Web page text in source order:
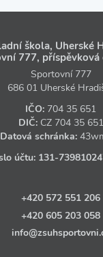
škola, Uherské
777, příspěvková
Sportovní 777
686 01 Uherské
IČO: 704 35 651
DIČ: CZ 704 35 651
Datová schránka:
účtu:
+420 572 551 206
+420 605 203 058